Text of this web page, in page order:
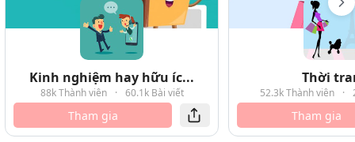
Kinh nghiệm hay hữu íc...
88k Thành viên · 60.1k Bài viết
Tham gia
Thời
52.3k Thành viên ·
Tham gia